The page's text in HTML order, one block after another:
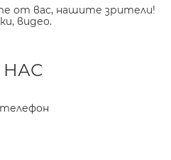
от вас, нашите зрители!
видео.
НАС